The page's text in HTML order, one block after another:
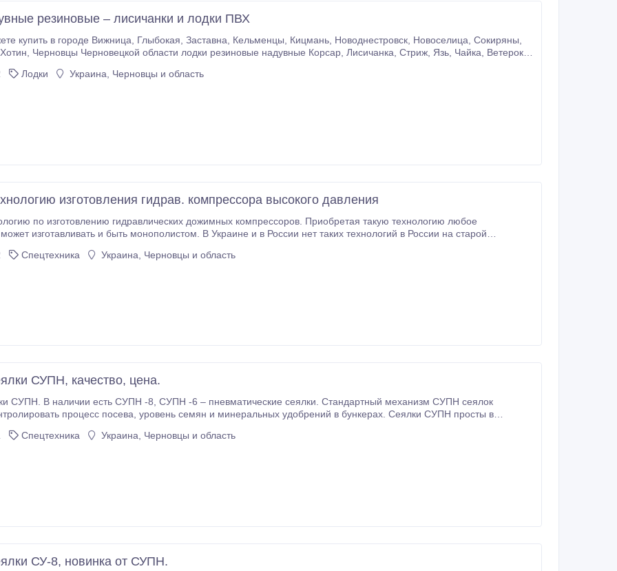
резиновые – лисичанки и лодки ПВХ
Кицмань, Новоднестровск, Новоселица, Сокиряны,
надувную лодку Лисичанка в Кельменцах, продам лодку надувную Лисичанка в
Лодки Украина, Черновцы и область
изготовления гидрав. компрессора высокого давления
по изготовлению гидравлических дожимных компрессоров. Приобретая такую технологию любое
изготавливать и быть монополистом. В Украине и в России нет таких технологий в России на старой
Спецтехника Украина, Черновцы и область
СУПН, качество, цена.
СУПН -8, СУПН -6 – пневматические сеялки. Стандартный механизм СУПН сеялок
уровень семян и минеральных удобрений в бункерах. Сеялки СУПН просты в
Спецтехника Украина, Черновцы и область
СУ-8, новинка от СУПН.